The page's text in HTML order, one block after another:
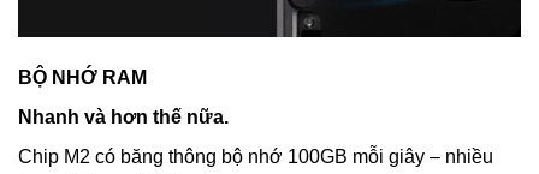
BỘ NHỚ RAM
Nhanh và hơn thế nữa.
Chip M2 có băng thông bộ nhớ 100GB mỗi giây – nhiều